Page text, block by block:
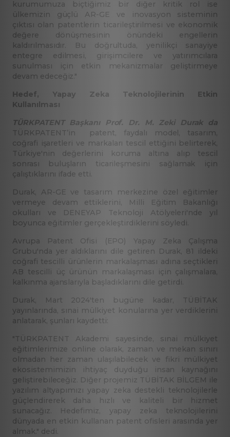
kurumumuza biçtiğimiz bir diğer kritik rol ise
ülkemizin güçlü AR-GE ve inovasyon sisteminin
çıktısı olan patentlerin ticarileştirilmesi ve ekonomik
değere dönüşmesinin önündeki engellerin
kaldırılmasıdır. Bu doğrultuda, yenilikçi sanayiye
entegre edilmesi, girişimcilere ve yatırımcılara
sunulması için etkin mekanizmalar geliştirmeye
devam edeceğiz."
Hedef, Yapay Zeka Teknolojilerinin Etkin
Kullanılması
TÜRKPATENT Başkanı Prof. Dr. M. Zeki Durak da
TÜRKPATENT’in patent, faydalı model, tasarım,
coğrafi işaretleri ve markaları tescil ettiğini belirterek,
Türkiye'nin değerlerini koruma altına alıp tescil
sonrası buluşların ticarileşmesini sağlamak için
çalıştıklarını ifade etti.
Durak, AR-GE ve tasarım merkezine özel eğitimler
vermeye devam ettiklerini, Milli Eğitim Bakanlığı
okulları ve DENEYAP Teknoloji Atölyeleri'nde yıl
boyunca eğitimler gerçekleştirdiklerini söyledi.
Avrupa Patent Ofisi (EPO) Yapay Zeka Çalışma
Grubu'nda yer aldıklarını dile getiren Durak, 81 ildeki
coğrafi tescilli ürünlerin markalaşması adına seçtikleri
AB tescilli üç ürünün markalaşması için çalışmalara,
kalkınma ajanslarıyla başladıklarını dile getirdi.
Durak, Mart 2024'ten bugüne kadar, TÜBİTAK
yayınlarında, sınai mülkiyet konularına yer verdiklerini
anlatarak, şunları kaydetti:
"TÜRKPATENT Akademi sayesinde, sınai mülkiyet
eğitimlerimize online olarak, zaman ve mekan sınırı
olmadan her zaman ulaşılabilecek ve fikri mülkiyet
ekosistemimizin ihtiyaç duyduğu insan kaynağını
geliştirebileceğiz. Diğer projemiz TÜBİTAK BİLGEM ile
yazılım altyapımızı yapay zeka destekli teknolojilerle
güçlendirerek daha hızlı ve kaliteli bir hizmet
sunacağız. Hedefimiz, yapay zeka teknolojilerini
dünyada en etkin kullanan patent ofisleri arasında yer
almak." dedi.